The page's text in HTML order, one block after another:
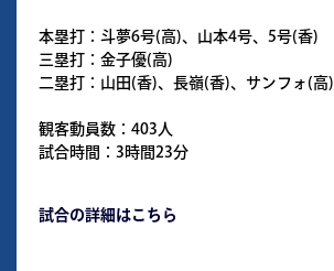
本塁打：斗夢6号(高)、山本4号、5号(香)
三塁打：金子優(高)
二塁打：山田(香)、長嶺(香)、サンフォ(高)
観客動員数：403人
試合時間：3時間23分
試合の詳細はこちら